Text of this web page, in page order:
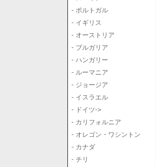
- ポルトガル
- イギリス
- オーストリア
- ブルガリア
- ハンガリー
- ルーマニア
- ジョージア
- イスラエル
- ドイツ->
- カリフォルニア
- オレゴン・ワシントン
- カナダ
- チリ